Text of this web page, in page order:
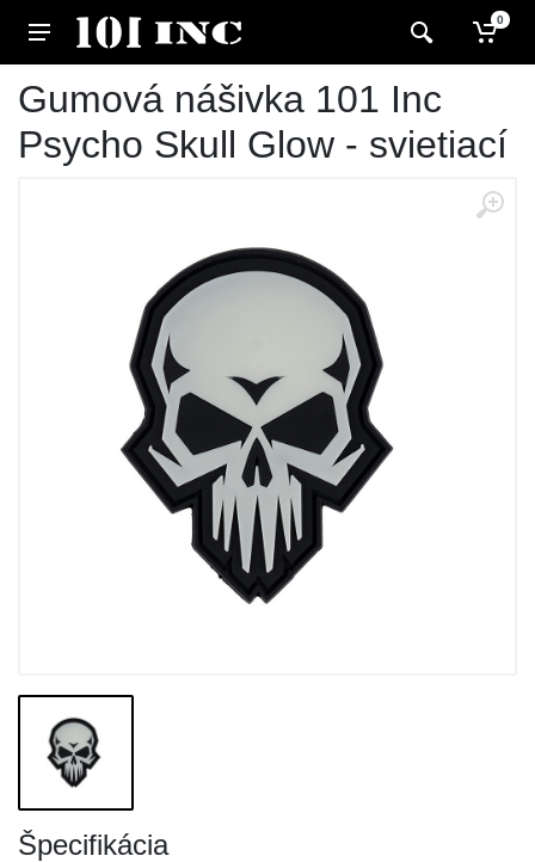
0
Gumová nášivka 101 Inc
Psycho Skull Glow - svietiací
Špecifikácia